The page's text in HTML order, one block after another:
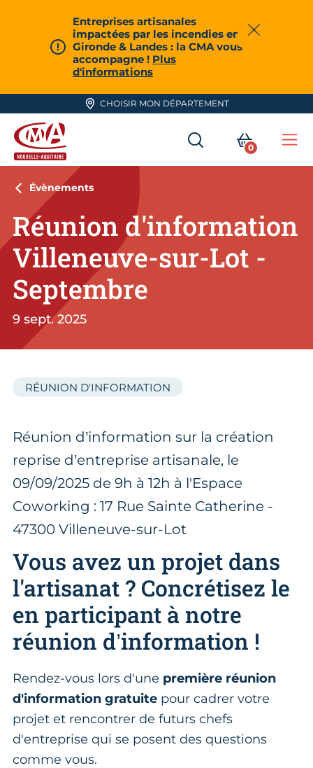
Entreprises artisanales
impactées par les incendies en
Gironde & Landes : la CMA vous
accompagne ! Plus
d'informations
Fermer
CHOISIR MON DÉPARTEMENT
CMA Nouvelle-Aquitaine
RECHERCHER
MON
0
Évènements
Réunion d'information
Villeneuve-sur-Lot -
Septembre
9 sept. 2025
RÉUNION D'INFORMATION
Réunion d’information sur la création
reprise d’entreprise artisanale, le
09/09/2025 de 9h à 12h à l'Espace
Coworking : 17 Rue Sainte Catherine -
47300 Villeneuve-sur-Lot
Vous avez un projet dans
l'artisanat ? Concrétisez le
en participant à notre
réunion d’information !
Rendez-vous lors d'une première réunion
d'information gratuite pour cadrer votre
projet et rencontrer de futurs chefs
d'entreprise qui se posent des questions
comme vous.